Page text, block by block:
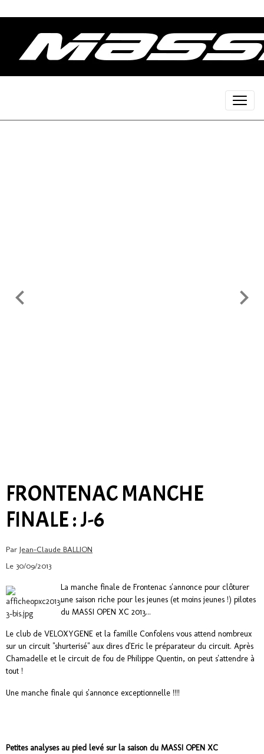
FRONTENAC MANCHE
FINALE : J-6
Par Jean-Claude BALLION
Le 30/09/2013
La manche finale de Frontenac s'annonce pour clôturer
une saison riche pour les jeunes (et moins jeunes !) pilotes
du MASSI OPEN XC 2013...
Le club de VELOXYGENE et la famille Confolens vous attend nombreux
sur un circuit "shurterisé" aux dires d'Eric le préparateur du circuit. Après
Chamadelle et le circuit de fou de Philippe Quentin, on peut s'attendre à
tout !
Une manche finale qui s'annonce exceptionnelle !!!!
Petites analyses au pied levé sur la saison du MASSI OPEN XC